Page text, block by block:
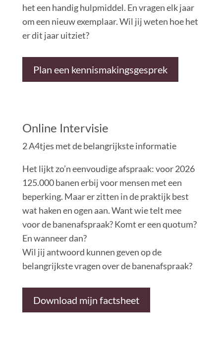
het een handig hulpmiddel. En vragen elk jaar
om een nieuw exemplaar. Wil jij weten hoe het
er dit jaar uitziet?
Plan een kennismakingsgesprek
Online Intervisie
2 A4tjes met de belangrijkste informatie
Het lijkt zo’n eenvoudige afspraak: voor 2026
125.000 banen erbij voor mensen met een
beperking. Maar er zitten in de praktijk best
wat haken en ogen aan. Want wie telt mee
voor de banenafspraak? Komt er een quotum?
En wanneer dan?
Wil jij antwoord kunnen geven op de
belangrijkste vragen over de banenafspraak?
Download mijn factsheet